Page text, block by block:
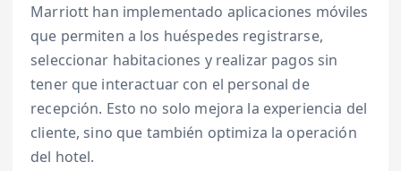
Marriott han implementado aplicaciones móviles
que permiten a los huéspedes registrarse,
seleccionar habitaciones y realizar pagos sin
tener que interactuar con el personal de
recepción. Esto no solo mejora la experiencia del
cliente, sino que también optimiza la operación
del hotel.